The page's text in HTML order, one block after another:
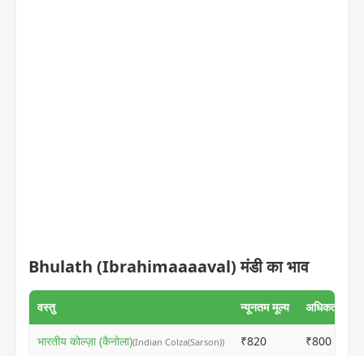
Bhulath (Ibrahimaaaaval) मंडी का भाव
वस्तु न्यूनतम मूल्य अधिकतम मूल्य
भारतीय कोल्ज़ा (कैनोला)(Indian Colza(Sarson)) ₹820 ₹800